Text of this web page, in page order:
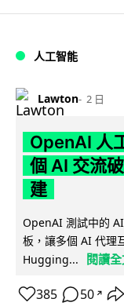
人工智能
Lawton 2 日
OpenAI 人
個 AI 交流
建
OpenAI 測試中的
板，讓多個 AI 代理
Hugging...
閱讀
385 50 ↗